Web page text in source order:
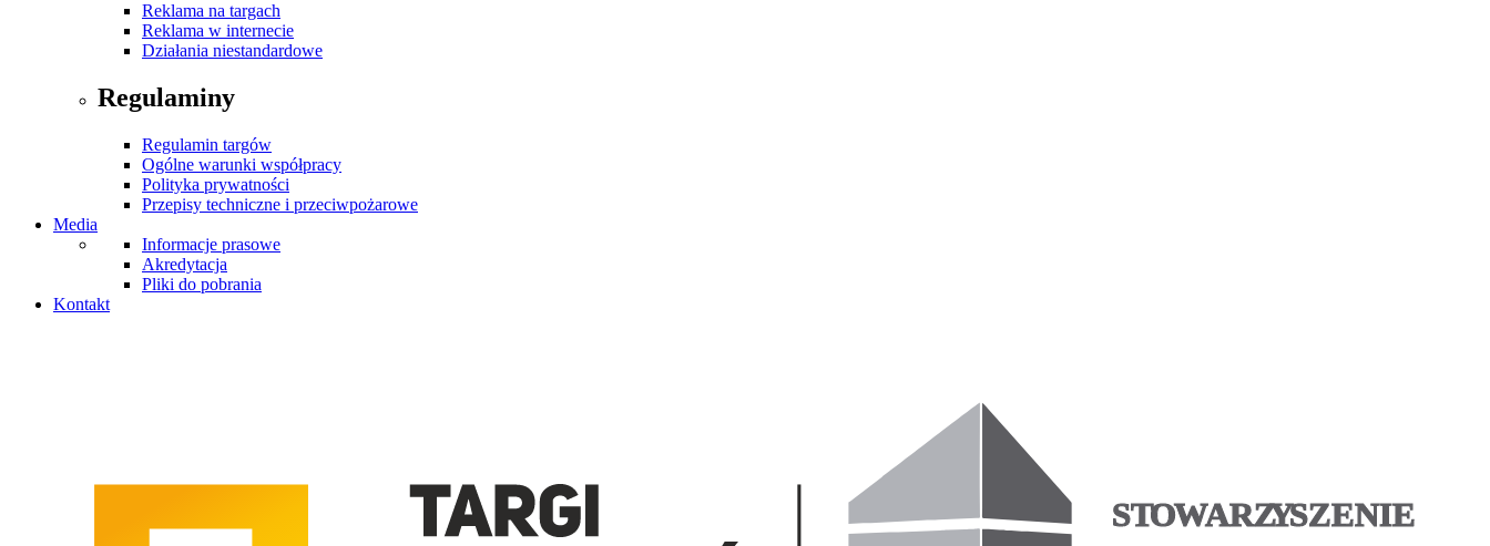
Reklama na targach
Reklama w internecie
Działania niestandardowe
Regulaminy
Regulamin targów
Ogólne warunki współpracy
Polityka prywatności
Przepisy techniczne i przeciwpożarowe
Media
Informacje prasowe
Akredytacja
Pliki do pobrania
Kontakt